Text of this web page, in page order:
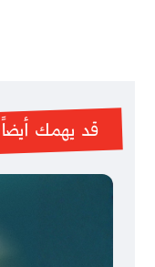
قد يهمك أيضاً